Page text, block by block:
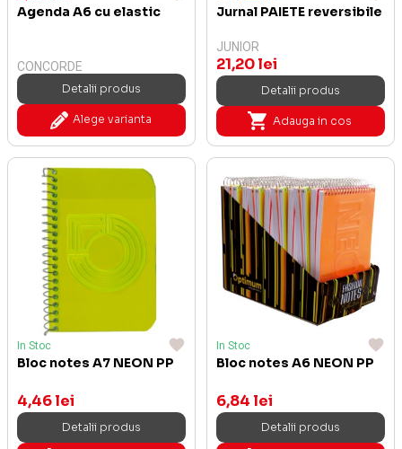
Agenda A6 cu elastic
CONCORDE
Detalii produs
Alege varianta
Jurnal PAIETE reversibile
JUNIOR
21,20 lei
Detalii produs
Adauga in cos
In Stoc
Bloc notes A7 NEON PP
4,46 lei
Detalii produs
In Stoc
Bloc notes A6 NEON PP
6,84 lei
Detalii produs